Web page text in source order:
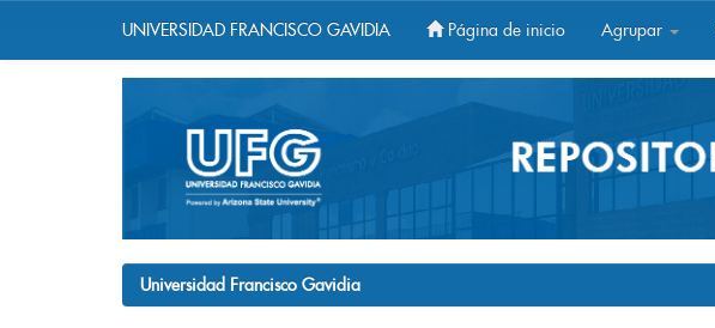
UNIVERSIDAD FRANCISCO GAVIDIA Página de inicio Agrupar
Universidad Francisco Gavidia